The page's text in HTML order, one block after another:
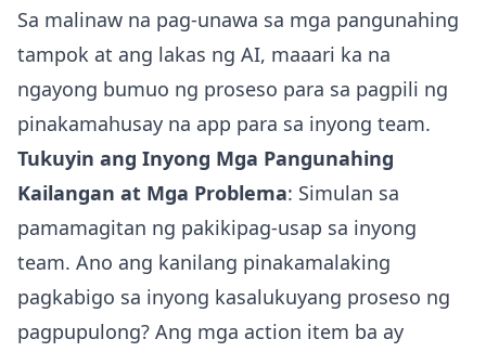
Sa malinaw na pag-unawa sa mga pangunahing
tampok at ang lakas ng AI, maaari ka na
ngayong bumuo ng proseso para sa pagpili ng
pinakamahusay na app para sa inyong team.
Tukuyin ang Inyong Mga Pangunahing
Kailangan at Mga Problema: Simulan sa
pamamagitan ng pakikipag-usap sa inyong
team. Ano ang kanilang pinakamalaking
pagkabigo sa inyong kasalukuyang proseso ng
pagpupulong? Ang mga action item ba ay